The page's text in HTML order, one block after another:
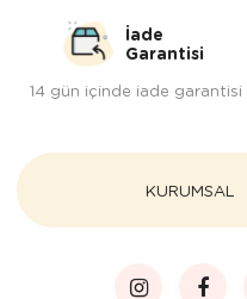
İade
Garantisi
14 gün içinde iade garantisi
KURUMSAL